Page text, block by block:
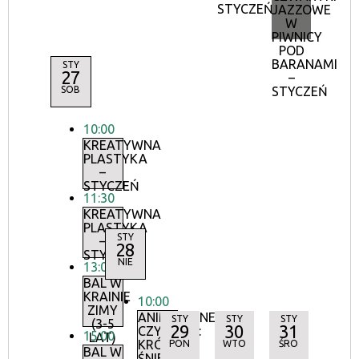
STYCZEŃJAZZOWE
W
PIWNICY
POD
BARANAMI
–
STYCZEŃ
STY
27
SOB
10:00
KREATYWNA
PLASTYKA
–
STYCZEŃ
11:30
KREATYWNA
PLASTYKA
–
STYCZEŃ
13:00
BAL W
KRAINIE
ZIMY
(3-5
LAT)
15:00
BAL W
STY
28
NIE
10:00
ANIMACYJNE
CZYTANKI:
KRÓLOWA
STY
29
PON
STY
30
WTO
STY
31
ŚRO